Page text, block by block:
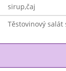
sirup,čaj
Těstovinový